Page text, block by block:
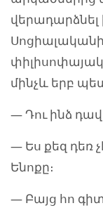
մինչև երբ
— Դու ինձ
— Ես քեզ դեռ
Ենոքը։
— Բայց հո